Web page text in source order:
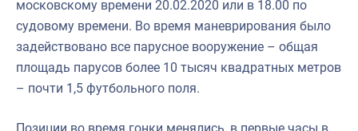
московскому времени 20.02.2020 или в 18.00 по
судовому времени. Во время маневрирования было
задействовано все парусное вооружение – общая
площадь парусов более 10 тысяч квадратных метров
– почти 1,5 футбольного поля.